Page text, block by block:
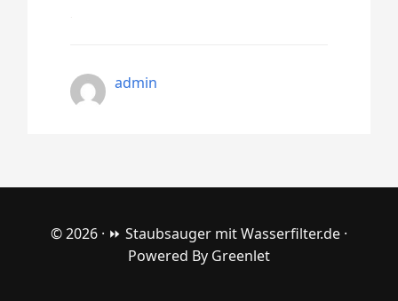
admin
© 2026 · ⏩ Staubsauger mit Wasserfilter.de ·
Powered By Greenlet